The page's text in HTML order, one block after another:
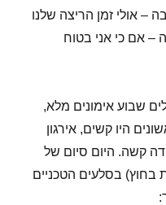
– אולי זמן הריצה שלנו
אם כי אני בטוח
שבוע אימונים מלא,
היו קשים, אירגון
קשה. היום סיום של
בחום (29 מעלות בחוץ) בסלעים הטכניים